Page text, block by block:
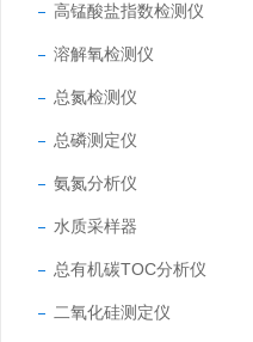
高锰酸盐指数检测仪
溶解氧检测仪
总氮检测仪
总磷测定仪
氨氮分析仪
水质采样器
总有机碳TOC分析仪
二氧化硅测定仪